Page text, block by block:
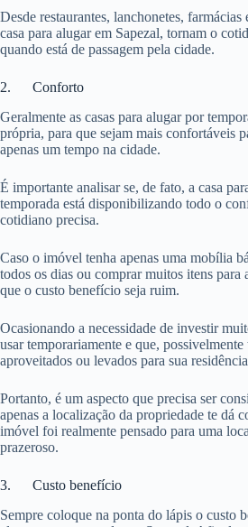
Desde restaurantes, lanchonetes,
casa para alugar em Sapezal, tornam o
quando está de passagem pela cidade.
2. Conforto
Geralmente as casas para alugar por
própria, para que sejam mais confortáveis
apenas um tempo na cidade.
É importante analisar se, de fato, a casa
temporada está disponibilizando todo o
cotidiano precisa.
Caso o imóvel tenha apenas uma mobília
todos os dias ou comprar muitos itens para
que o custo benefício seja ruim.
Ocasionando a necessidade de investir
usar temporariamente e que, possivelmente
aproveitados ou levados para sua
Portanto, é um aspecto que precisa ser
apenas a localização da propriedade te dá
imóvel foi realmente pensado para uma
prazeroso.
3. Custo benefício
Sempre coloque na ponta do lápis o custo